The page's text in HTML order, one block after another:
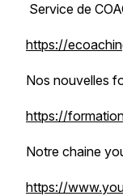
Service de
https://
Nos nouvelles
https://
Notre chaine
https://